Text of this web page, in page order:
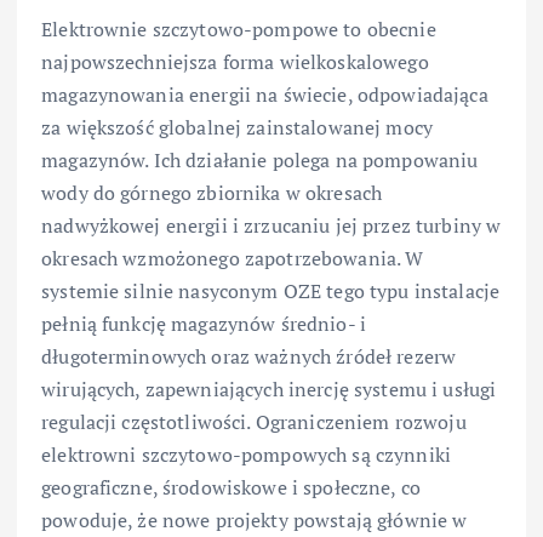
Elektrownie szczytowo-pompowe to obecnie
najpowszechniejsza forma wielkoskalowego
magazynowania energii na świecie, odpowiadająca
za większość globalnej zainstalowanej mocy
magazynów. Ich działanie polega na pompowaniu
wody do górnego zbiornika w okresach
nadwyżkowej energii i zrzucaniu jej przez turbiny w
okresach wzmożonego zapotrzebowania. W
systemie silnie nasyconym OZE tego typu instalacje
pełnią funkcję magazynów średnio- i
długoterminowych oraz ważnych źródeł rezerw
wirujących, zapewniających inercję systemu i usługi
regulacji częstotliwości. Ograniczeniem rozwoju
elektrowni szczytowo-pompowych są czynniki
geograficzne, środowiskowe i społeczne, co
powoduje, że nowe projekty powstają głównie w